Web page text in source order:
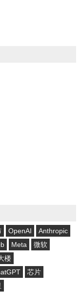
OpenAI
Anthropic
Meta
微软
楼
芯片